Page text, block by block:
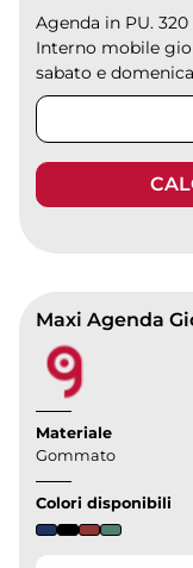
Agenda in PU.
Interno mobile
sabato e
Maxi Agenda
Materiale
Gommato
Colori disponibili